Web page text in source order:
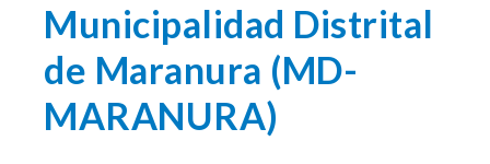
Municipalidad Distrital
de Maranura (MD-
MARANURA)